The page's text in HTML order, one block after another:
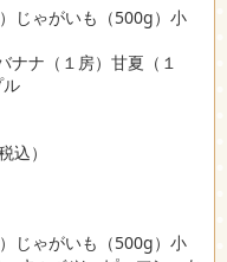
じゃがいも（500g）小
ナナ（１房）甘夏（１
込）
じゃがいも（500g）小